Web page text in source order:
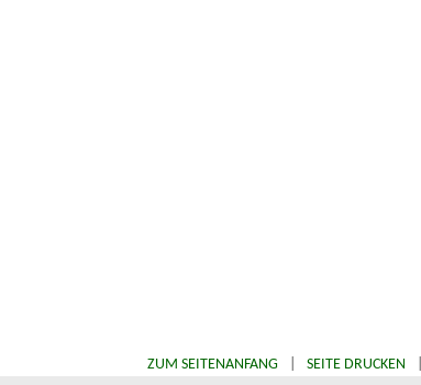
ZUM SEITENANFANG SEITE DRUCKEN